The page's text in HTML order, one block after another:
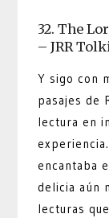
32. The
– JRR
Y sigo con
pasajes de
lectura en
encantaba
delicia aún
lecturas